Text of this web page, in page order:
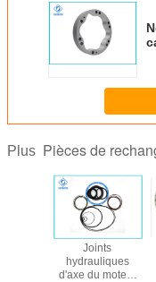
Plus Pièces de
Joints
hydrauliques
d'axe du moteur